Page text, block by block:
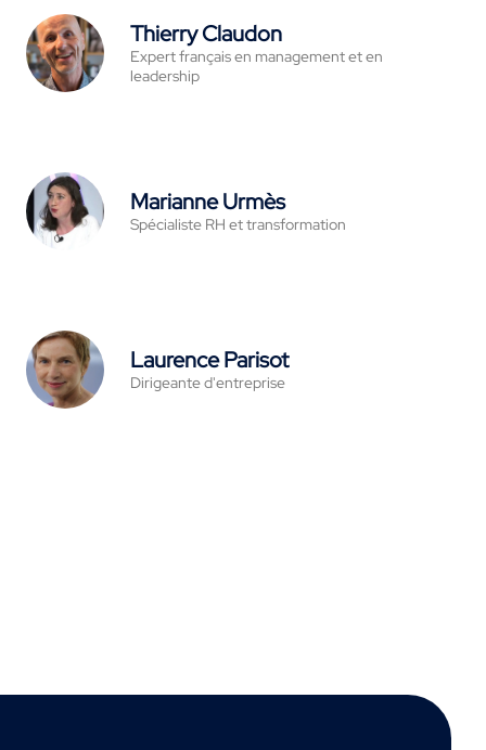
Thierry Claudon
Expert français en management et en
leadership
Marianne Urmès
Spécialiste RH et transformation
Laurence Parisot
Dirigeante d'entreprise